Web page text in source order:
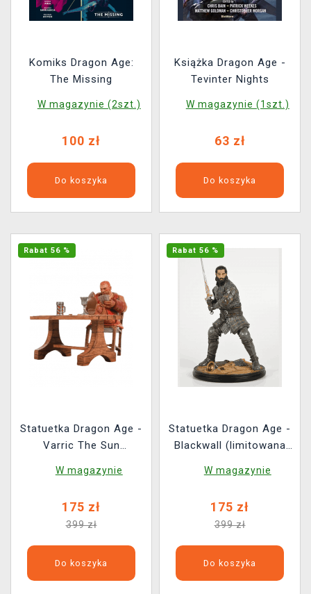
Komiks Dragon Age:
The Missing
W magazynie (2szt.)
100 zł
Do koszyka
Książka Dragon Age -
Tevinter Nights
W magazynie (1szt.)
63 zł
Do koszyka
Rabat 56 %
Statuetka Dragon Age -
Varric The Sun
W magazynie
175 zł
399 zł
Do koszyka
Rabat 56 %
Statuetka Dragon Age -
Blackwall (limitowana
W magazynie
175 zł
399 zł
Do koszyka